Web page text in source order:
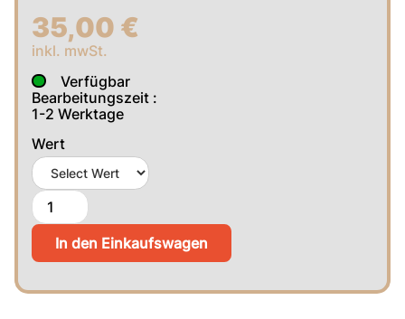
35,00 €
inkl. mwSt.
Verfügbar
Bearbeitungszeit :
1-2 Werktage
Wert